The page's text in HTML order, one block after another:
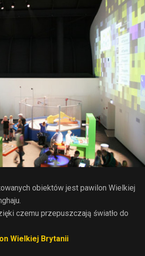
obiektów jest pawilon Wielkiej
czemu przepuszczają światło do
Wielkiej Brytanii